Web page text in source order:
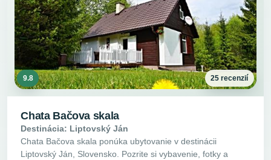
9.8 25 recenzií
Chata Bačova skala
Destinácia: Liptovský Ján
Chata Bačova skala ponúka ubytovanie v destinácii
Liptovský Ján, Slovensko. Pozrite si vybavenie, fotky a